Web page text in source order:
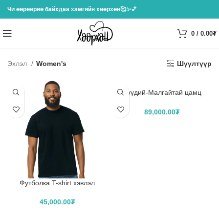
Чи өөрөөрөө байхдаа хамгийн хөөрхөн🥰✨💕
0 / 0.00₮
Эхлэл Women's Шүүлтүүр
Футболка T-shirt хэвлэл
45,000.00₮
Хүүдий-Малгайтай цамц
89,000.00₮